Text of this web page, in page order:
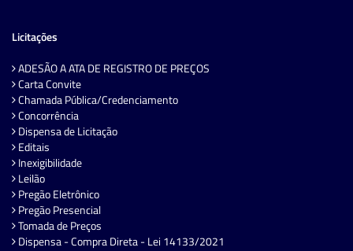
Licitações
ADESÃO A ATA DE REGISTRO DE PREÇOS
Carta Convite
Chamada Pública/Credenciamento
Concorrência
Dispensa de Licitação
Editais
Inexigibilidade
Leilão
Pregão Eletrônico
Pregão Presencial
Tomada de Preços
Dispensa - Compra Direta - Lei 14133/2021